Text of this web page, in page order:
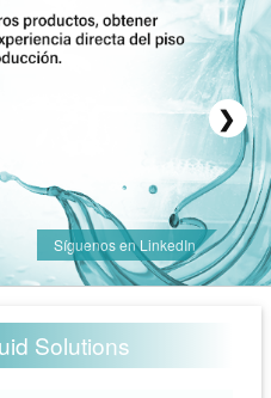
Síguenos en LinkedIn
❯
Solutions